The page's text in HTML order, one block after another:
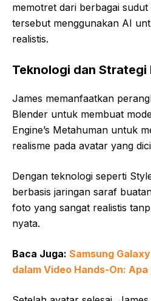
memotret dari berbagai
tersebut menggunakan AI
realistis.
Teknologi dan Strategi
James memanfaatkan
Blender untuk membuat
Engine’s Metahuman untuk
realisme pada avatar yang
Dengan teknologi seperti
berbasis jaringan saraf
foto yang sangat realistis
nyata.
Baca Juga: Samsung
dalam Video Hands-On: